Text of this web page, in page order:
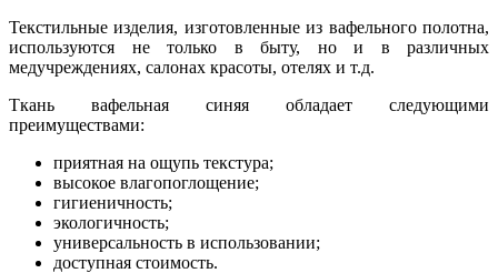
Текстильные изделия, изготовленные из вафельного полотна,
используются не только в быту, но и в различных
медучреждениях, салонах красоты, отелях и т.д.
Ткань вафельная синяя обладает следующими
преимуществами:
приятная на ощупь текстура;
высокое влагопоглощение;
гигиеничность;
экологичность;
универсальность в использовании;
доступная стоимость.